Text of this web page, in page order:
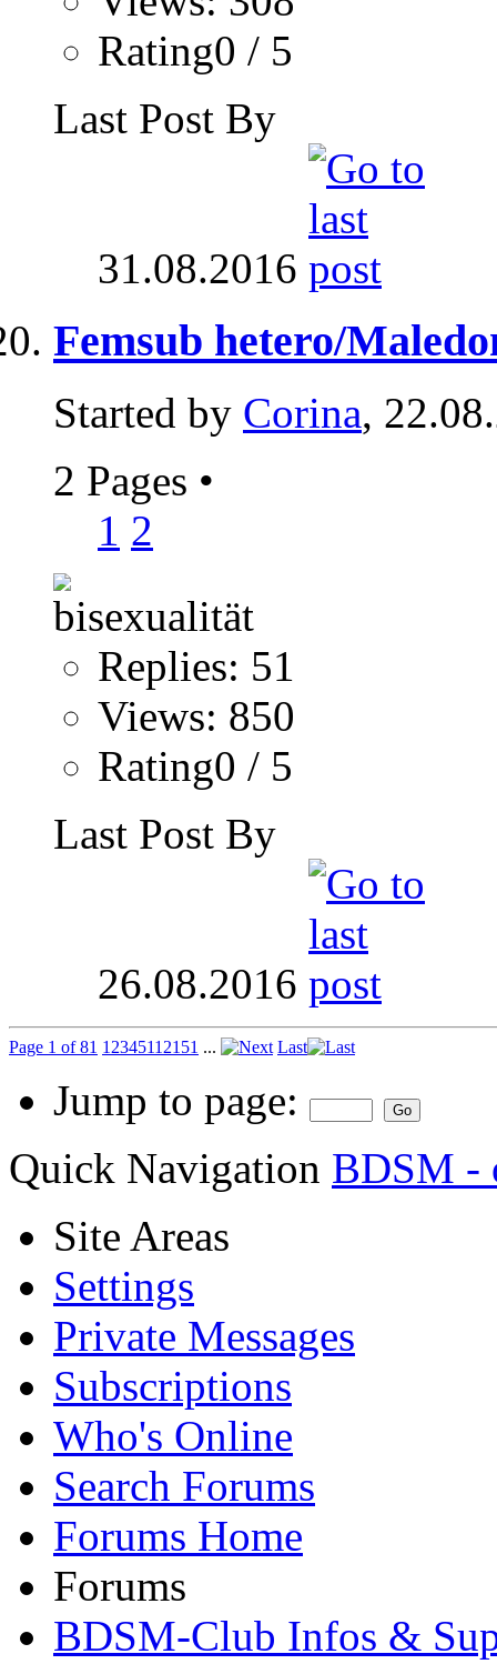
Rating0 / 5
Last Post By
31.08.2016
Femsub hetero/
Started by Corina,
2 Pages •
1 2
Replies: 51
Views: 850
Rating0 / 5
Last Post By
26.08.2016
Page 1 of 81 1 234511 21 51 ... Last
Jump to page:
Quick Navigation BDSM -
Site Areas
Settings
Private Messages
Subscriptions
Who's Online
Search Forums
Forums Home
Forums
BDSM-Club Infos &